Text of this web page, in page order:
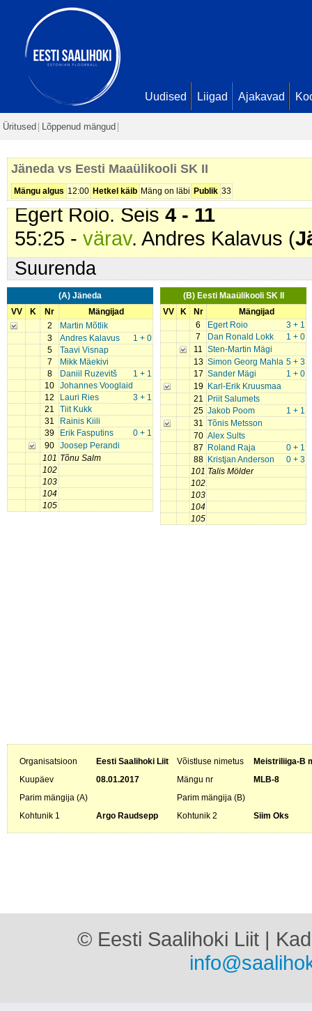
Uudised Liigad Ajakavad
Üritused Lõppenud mängud
Jäneda vs Eesti Maaülikooli SK II
Mängu algus 12:00 Hetkel käib Mäng on läbi Publik 33
Jakob Poom. Seis
45:45 -värav
Kristjan Anderson. Seis
48:22 - karistus (204 - Jalalöök).
54:11 -karistus (209 -
SK II)
54:26 -värav. Simon Georg
Egert Roio. Seis4 - 11
55:25 - värav. Andres Kalavus (
Suurenda
(A) Jäneda
VV
K Nr
Mängijad
2
Martin Mõtlik
3
1 + 0
Andres Kalavus
5
Taavi Visnap
7
Mikk Mäekivi
8
1 + 1
Daniil Ruzevitš
10 Johannes Vooglaid
12
3 + 1
Lauri Ries
21
Tiit Kukk
31
Rainis Kiili
39
0 + 1
Erik Fasputins
90 Joosep Perandi
101 Tõnu Salm
102
103
104
105
(B) Eesti Maaülikooli SK II
VV
K Nr
Mängijad
6
3 + 1
Egert Roio
7
1 + 0
Dan Ronald Lokk
11 Sten-Martin Mägi
13
5 + 3
Simon Georg Mahla
17
1 + 0
Sander Mägi
19
Karl-Erik Kruusmaa
21
Priit Salumets
25
1 + 1
Jakob Poom
31 Tõnis Metsson
70 Alex Sults
87
0 + 1
Roland Raja
88
0 + 3
Kristjan Anderson
101 Talis Mölder
102
103
104
105
Organisatsioon Eesti Saalihoki Liit Võistluse nimetus
Meistriliiga-B
Kuupäev
08.01.2017 Mängu nr
MLB-8
Parim mängija (A)
Parim mängija (B)
Kohtunik 1
Argo Raudsepp Kohtunik 2 Siim Oks
© Eesti Saalihoki Liit |